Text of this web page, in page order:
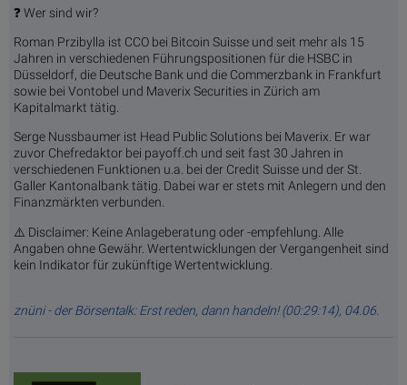
❓ Wer sind wir?
Roman Przibylla ist CCO bei Bitcoin Suisse und seit mehr als 15
Jahren in verschiedenen Führungspositionen für die HSBC in
Düsseldorf, die Deutsche Bank und die Commerzbank in Frankfurt
sowie bei Vontobel und Maverix Securities in Zürich am
Kapitalmarkt tätig.
Serge Nussbaumer ist Head Public Solutions bei Maverix. Er war
zuvor Chefredaktor bei payoff.ch und seit fast 30 Jahren in
verschiedenen Funktionen u.a. bei der Credit Suisse und der St.
Galler Kantonalbank tätig. Dabei war er stets mit Anlegern und den
Finanzmärkten verbunden.
⚠️ Disclaimer: Keine Anlageberatung oder -empfehlung. Alle
Angaben ohne Gewähr. Wertentwicklungen der Vergangenheit sind
kein Indikator für zukünftige Wertentwicklung.
znüni - der Börsentalk: Erst reden, dann handeln! (00:29:14), 04.06.